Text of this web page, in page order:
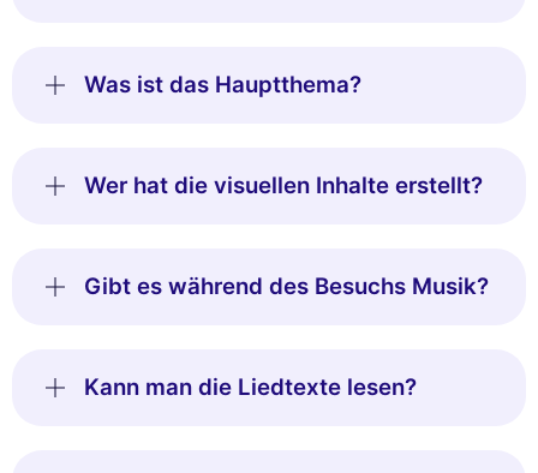
Was ist das Hauptthema?
Wer hat die visuellen Inhalte erstellt?
Gibt es während des Besuchs Musik?
Kann man die Liedtexte lesen?